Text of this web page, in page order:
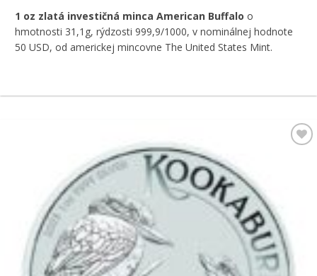
1 oz zlatá investičná minca American Buffalo o
hmotnosti 31,1g, rýdzosti 999,9/1000, v nominálnej hodnote
50 USD, od americkej mincovne The United States Mint.